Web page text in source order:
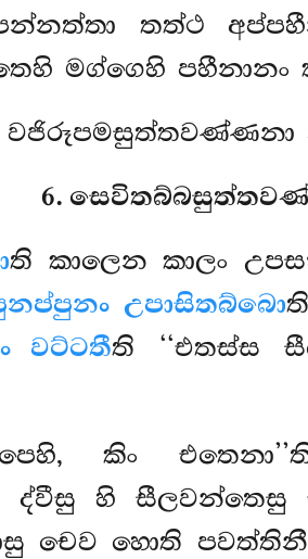
තත්ථ
මග්ගෙහි පහීනානං
වජිරූපමසුත්තවණ්ණනා
6.
ති කාලෙන කාලං
උපාසිතබ්බො
වට්ටතීති ‘‘එතස්ස
කිං
ද්වීසු හි
චෙව හොති